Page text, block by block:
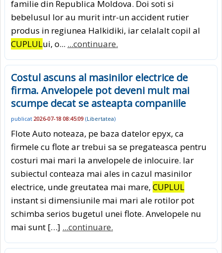
familie din Republica Moldova. Doi soti si
bebelusul lor au murit intr-un accident rutier
produs in regiunea Halkidiki, iar celalalt copil al
CUPLULui, o... ...continuare.
Costul ascuns al masinilor electrice de
firma. Anvelopele pot deveni mult mai
scumpe decat se asteapta companiile
publicat 2026-07-18 08:45:09 (Libertatea)
Flote Auto noteaza, pe baza datelor epyx, ca
firmele cu flote ar trebui sa se pregateasca pentru
costuri mai mari la anvelopele de inlocuire. Iar
subiectul conteaza mai ales in cazul masinilor
electrice, unde greutatea mai mare, CUPLUL
instant si dimensiunile mai mari ale rotilor pot
schimba serios bugetul unei flote. Anvelopele nu
mai sunt […] ...continuare.